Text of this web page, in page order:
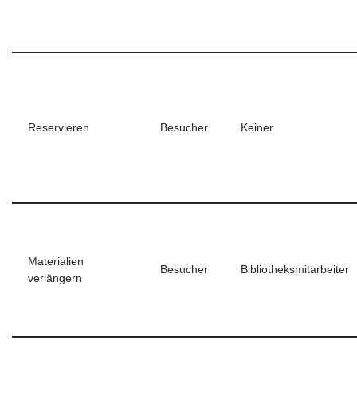
Reservieren Besucher Keiner
Materialien
verlängern
Besucher Bibliotheksmitarbeiter